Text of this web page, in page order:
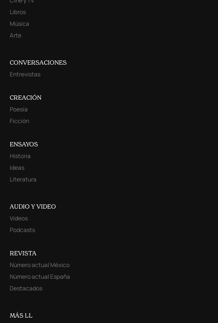
Libros
Música
Arte
CONVERSACIONES
Entrevistas
CREACIÓN
Poesía
Ficción
ENSAYOS
Historia
Ideas
Literatura
AUDIO Y VIDEO
Videos
Podcasts
REVISTA
Número actual México
Número actual España
Destacados
MÁS LL